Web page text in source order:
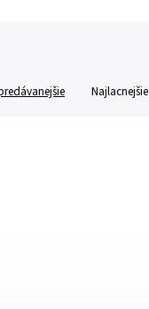
Najlacnejšie